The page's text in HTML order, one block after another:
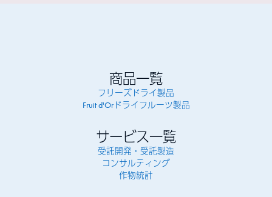
商品一覧
フリーズドライ製品
Fruit d'Orドライフルーツ製品
サービス一覧
受託開発・受託製造
コンサルティング
作物統計